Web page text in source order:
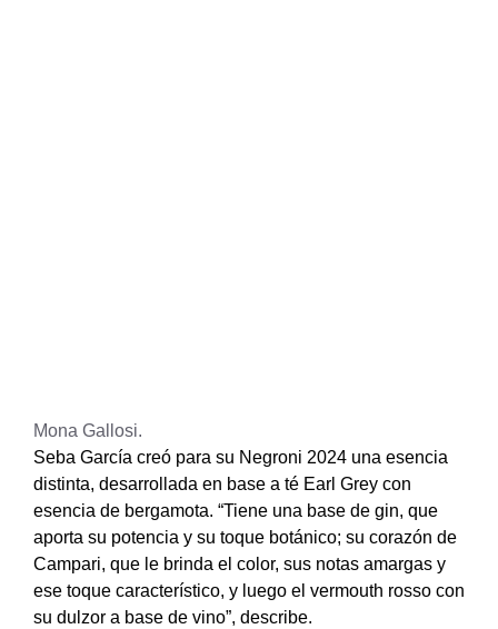
Mona Gallosi.
Seba García creó para su Negroni 2024 una esencia
distinta, desarrollada en base a té Earl Grey con
esencia de bergamota. “Tiene una base de gin, que
aporta su potencia y su toque botánico; su corazón de
Campari, que le brinda el color, sus notas amargas y
ese toque característico, y luego el vermouth rosso con
su dulzor a base de vino”, describe.